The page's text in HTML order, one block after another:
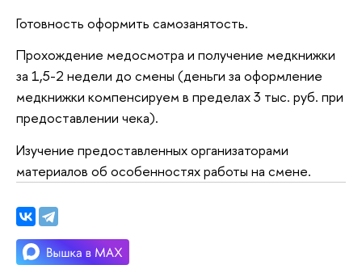
Готовность оформить самозанятость.
Прохождение медосмотра и получение медкнижки
за 1,5-2 недели до смены (деньги за оформление
медкнижки компенсируем в пределах 3 тыс. руб. при
предоставлении чека).
Изучение предоставленных организаторами
материалов об особенностях работы на смене.